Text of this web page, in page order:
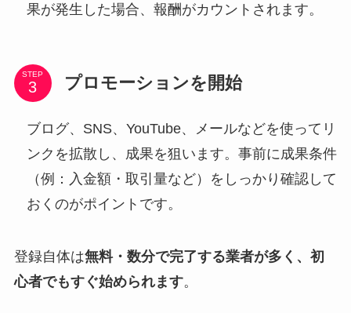
果が発生した場合、報酬がカウントされます。
STEP プロモーションを開始
ブログ、SNS、YouTube、メールなどを使ってリ
ンクを拡散し、成果を狙います。事前に成果条件
（例：入金額・取引量など）をしっかり確認して
おくのがポイントです。
登録自体は無料・数分で完了する業者が多く、初
心者でもすぐ始められます。